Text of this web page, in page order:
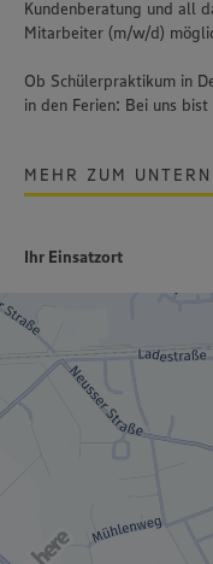
Kundenberatung und all
Mitarbeiter (m/w/d)
Ob Schülerpraktikum in
in den Ferien: Bei uns
MEHR ZUM
Ihr Einsatzort